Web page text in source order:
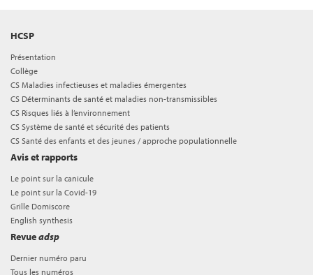
HCSP
Présentation
Collège
CS Maladies infectieuses et maladies émergentes
CS Déterminants de santé et maladies non-transmissibles
CS Risques liés à l’environnement
CS Système de santé et sécurité des patients
CS Santé des enfants et des jeunes / approche populationnelle
Avis et rapports
Le point sur la canicule
Le point sur la Covid-19
Grille Domiscore
English synthesis
Revueadsp
Dernier numéro paru
Tous les numéros